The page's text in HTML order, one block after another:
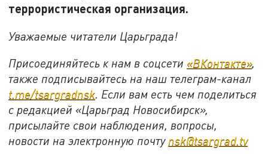
террористическая организация.
Уважаемые читатели Царьграда!
Присоединяйтесь к нам в соцсети «ВКонтакте»,
также подписывайтесь на наш телеграм-канал
t.me/tsargradnsk. Если вам есть чем поделиться
с редакцией «Царьград Новосибирск»,
присылайте свои наблюдения, вопросы,
новости на электронную почту nsk@tsargrad.tv